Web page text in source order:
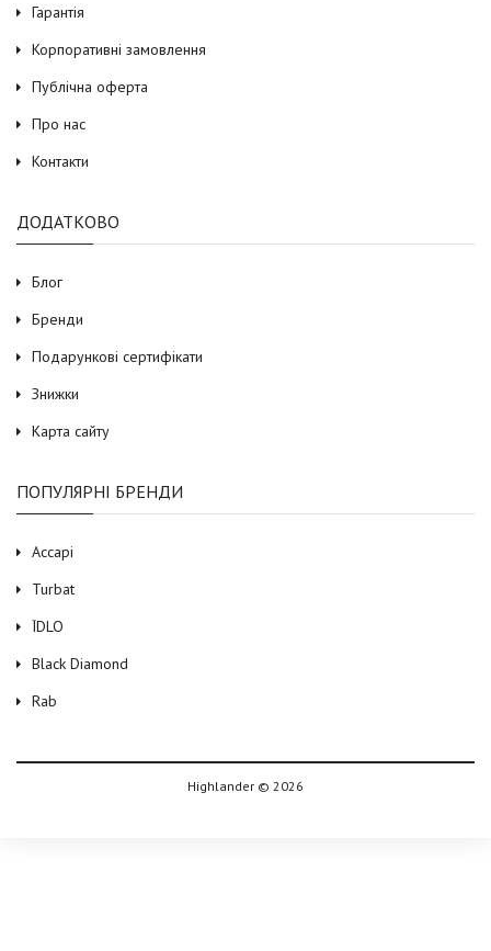
Гарантія
Корпоративні замовлення
Публічна оферта
Про нас
Контакти
ДОДАТКОВО
Блог
Бренди
Подарункові сертифікати
Знижки
Карта сайту
ПОПУЛЯРНІ БРЕНДИ
Accapi
Turbat
ЇDLO
Black Diamond
Rab
Highlander © 2026